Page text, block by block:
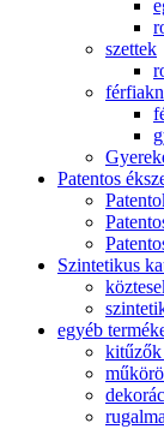
szettek
Patentos
Szintetikus
egyéb
kitűzők